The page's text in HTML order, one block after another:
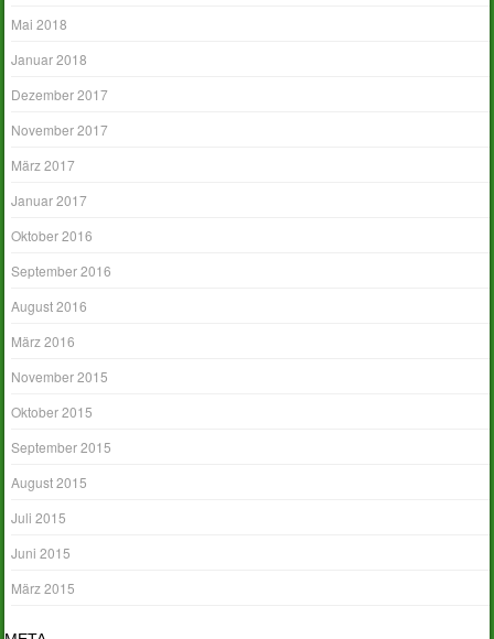
Mai 2018
Januar 2018
Dezember 2017
November 2017
März 2017
Januar 2017
Oktober 2016
September 2016
August 2016
März 2016
November 2015
Oktober 2015
September 2015
August 2015
Juli 2015
Juni 2015
März 2015